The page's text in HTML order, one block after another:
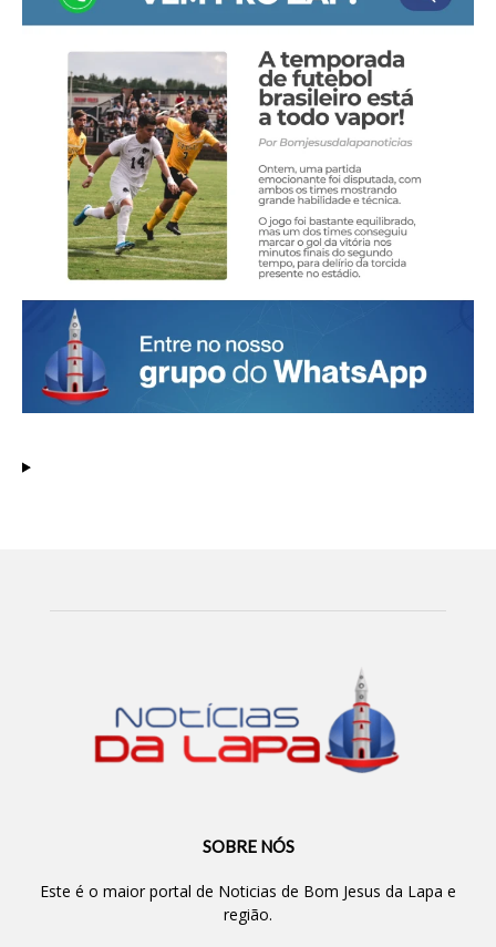
SOBRE NÓS
Este é o maior portal de Noticias de Bom Jesus da Lapa e
região.